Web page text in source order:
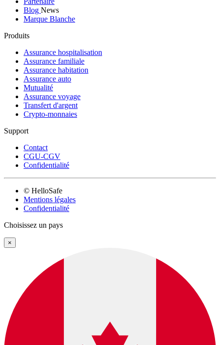
Blog News
Marque Blanche
Produits
Assurance hospitalisation
Assurance familiale
Assurance habitation
Assurance auto
Mutualité
Assurance voyage
Transfert d'argent
Crypto-monnaies
Support
Contact
CGU-CGV
Confidentialité
© HelloSafe
Mentions légales
Confidentialité
Choisissez un pays
×